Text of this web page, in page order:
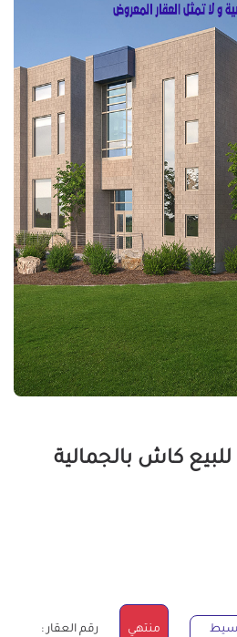
تجاري 25م للبيع كاش بالجمالية
منتهي رقم العقار :